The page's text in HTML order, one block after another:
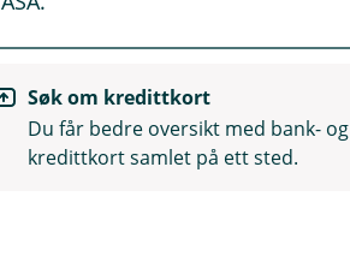
Søk om kredittkort
Du får bedre oversikt med bank- og
kredittkort samlet på ett sted.